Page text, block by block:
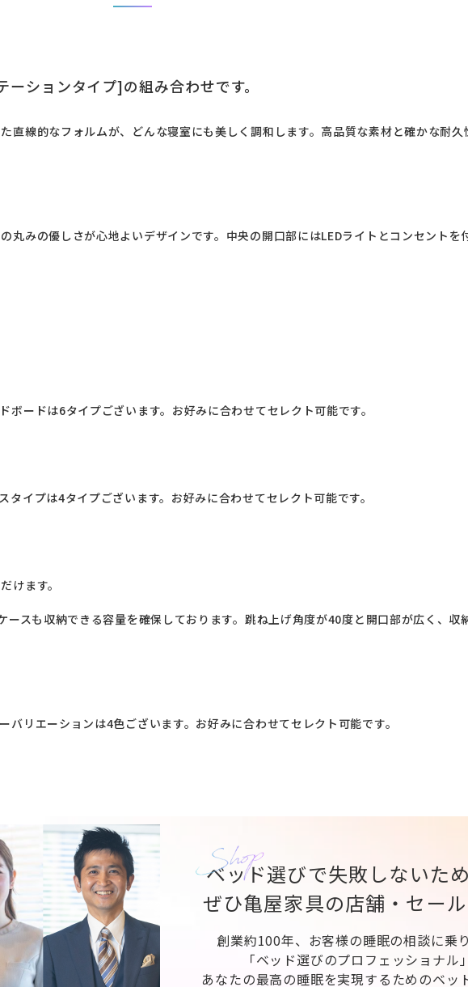
ションタイプ]の組み合わせです。
直線的なフォルムが、どんな寝室にも美しく調和します。高品質な素材と確かな耐久
丸みの優しさが心地よいデザインです。中央の開口部にはLEDライトとコンセントを
ボードは6タイプございます。お好みに合わせてセレクト可能です。
イプは4タイプございます。お好みに合わせてセレクト可能です。
けます。
スも収納できる容量を確保しております。跳ね上げ角度が40度と開口部が広く、収
バリエーションは4色ございます。お好みに合わせてセレクト可能です。
ベッド選びで失敗しないた
ぜひ亀屋家具の店舗・セー
創業約100年、お客様の睡眠の相談に乗
「ベッド選びのプロフェッショナル
あなたの最高の睡眠を実現するためのベッ